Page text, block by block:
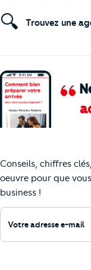
Conseils, chiffres
oeuvre pour que
business !
Votre adresse e-mail
🔍 Trouvez une